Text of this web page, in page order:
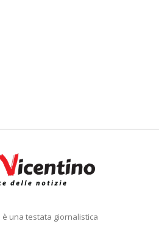
è una testata giornalistica